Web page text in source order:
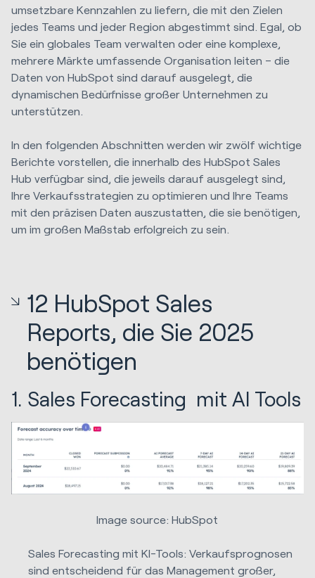
umsetzbare Kennzahlen zu liefern, die mit den Zielen
jedes Teams und jeder Region abgestimmt sind. Egal, ob
Sie ein globales Team verwalten oder eine komplexe,
mehrere Märkte umfassende Organisation leiten – die
Daten von HubSpot sind darauf ausgelegt, die
dynamischen Bedürfnisse großer Unternehmen zu
unterstützen.
In den folgenden Abschnitten werden wir zwölf wichtige
Berichte vorstellen, die innerhalb des HubSpot Sales
Hub verfügbar sind, die jeweils darauf ausgelegt sind,
Ihre Verkaufsstrategien zu optimieren und Ihre Teams
mit den präzisen Daten auszustatten, die sie benötigen,
um im großen Maßstab erfolgreich zu sein.
12 HubSpot Sales
Reports, die Sie 2025
benötigen
1. Sales Forecasting mit AI Tools
Image source: HubSpot
Sales Forecasting mit KI-Tools: Verkaufsprognosen
sind entscheidend für das Management großer,